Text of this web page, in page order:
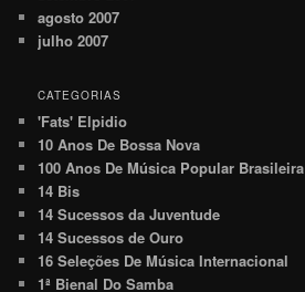
agosto 2007
julho 2007
CATEGORIAS
'Fats' Elpidio
10 Anos De Bossa Nova
100 Anos De Música Popular Brasileira
14 Bis
14 Sucessos da Juventude
14 Sucessos de Ouro
16 Seleções De Música Internacional
1ª Bienal Do Samba